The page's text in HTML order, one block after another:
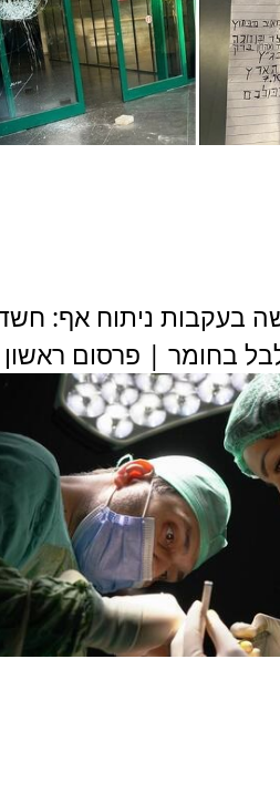
קשה בעקבות ניתוח אף:
בחומר | פרסום ראשון